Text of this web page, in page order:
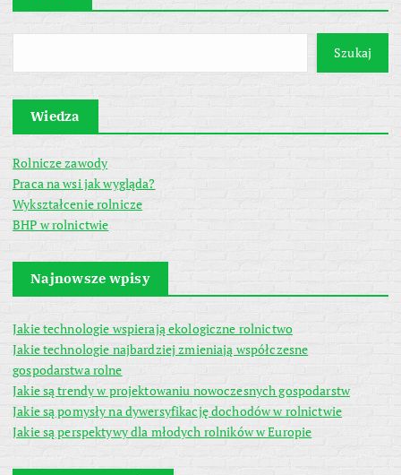
Szukaj
Wiedza
Rolnicze zawody
Praca na wsi jak wygląda?
Wykształcenie rolnicze
BHP w rolnictwie
Najnowsze wpisy
Jakie technologie wspierają ekologiczne rolnictwo
Jakie technologie najbardziej zmieniają współczesne
gospodarstwa rolne
Jakie są trendy w projektowaniu nowoczesnych gospodarstw
Jakie są pomysły na dywersyfikację dochodów w rolnictwie
Jakie są perspektywy dla młodych rolników w Europie